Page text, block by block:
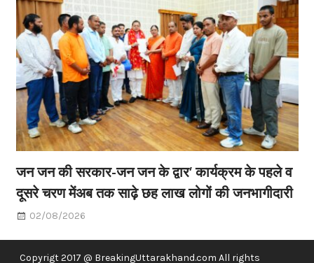
जन जन की सरकार-जन जन के द्वार’ कार्यक्रम के पहले व
दूसरे चरण मेंअब तक साढ़े छह लाख लोगों की जनभागीदारी
02/08/2026
Copyrigt 2017 @ BreakingUttarakhand.com All rights